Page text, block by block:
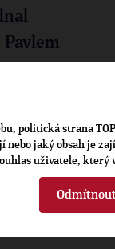
Petrem
politická strana
nebo jaký obsah je
uživatele, který